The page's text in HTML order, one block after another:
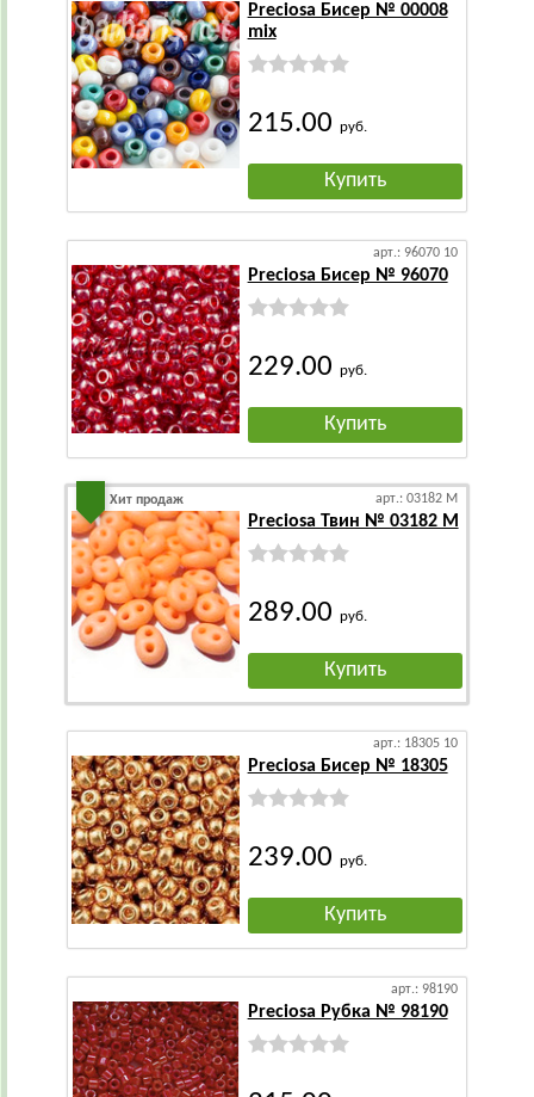
Preciosa Бисер № 00008
mix
215.00 руб.
Купить
арт.: 96070 10
Preciosa Бисер № 96070
229.00 руб.
Купить
Хит продаж арт.: 03182 М
Preciosa Твин № 03182 М
289.00 руб.
Купить
арт.: 18305 10
Preciosa Бисер № 18305
239.00 руб.
Купить
арт.: 98190
Preciosa Рубка № 98190